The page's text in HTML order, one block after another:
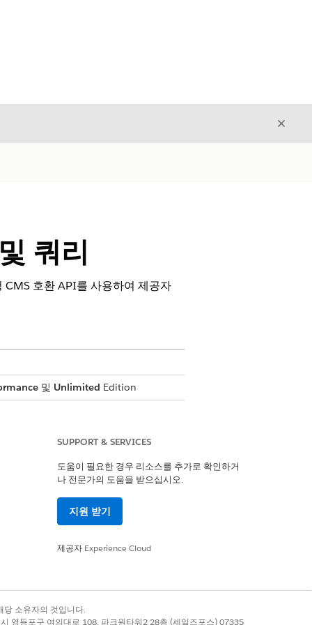
닫기
쿼리
호환 API를 사용하여 제공자
및 Unlimited Edition
성
SUPPORT & SERVICES
도움이 필요한 경우 리소스를 추가로 확인하거
나 전문가의 도움을 받으십시오.
지원 받기
제공자 Experience Cloud
소유자의 것입니다.
영등포구 여의대로 108, 파크원타워2 28층 (세일즈포스) 07335